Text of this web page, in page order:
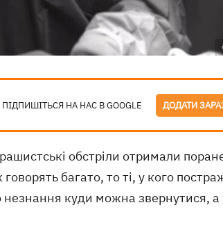
ПІДПИШІТЬСЯ НА НАС В GOOGLE ДОДАТИ
обстріли отримали
багато, то ті, у кого
незнання куди можна звернутися, а